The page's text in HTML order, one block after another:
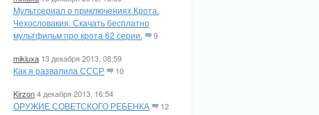
Мультсериал о приключениях Крота.
Чехословакия. Скачать бесплатно
мультфильм про крота 62 серии.
9
mikluxa 13 декабря 2013, 08:59
Как я развалила СССР 10
Kirzon4 декабря 2013, 16:54
ОРУЖИЕ СОВЕТСКОГО РЕБЕНКА 12